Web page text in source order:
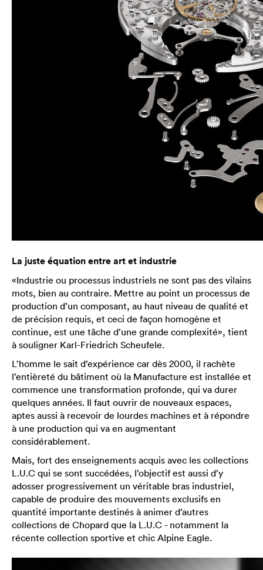
La juste équation entre art et industrie
«Industrie ou processus industriels ne sont pas des vilains
mots, bien au contraire. Mettre au point un processus de
production d’un composant, au haut niveau de qualité et
de précision requis, et ceci de façon homogène et
continue, est une tâche d’une grande complexité», tient
à souligner Karl-Friedrich Scheufele.
L’homme le sait d’expérience car dès 2000, il rachète
l’entièreté du bâtiment où la Manufacture est installée et
commence une transformation profonde, qui va durer
quelques années. Il faut ouvrir de nouveaux espaces,
aptes aussi à recevoir de lourdes machines et à répondre
à une production qui va en augmentant
considérablement.
Mais, fort des enseignements acquis avec les collections
L.U.C qui se sont succédées, l’objectif est aussi d’y
adosser progressivement un véritable bras industriel,
capable de produire des mouvements exclusifs en
quantité importante destinés à animer d’autres
collections de Chopard que la L.U.C - notamment la
récente collection sportive et chic Alpine Eagle.